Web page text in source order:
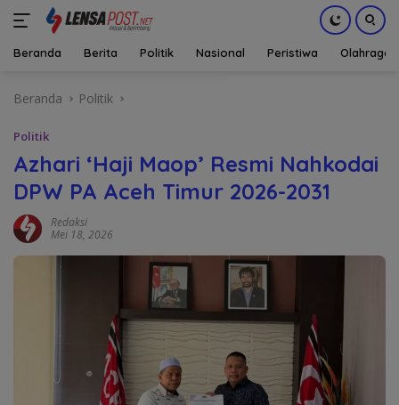
Beranda Berita Politik Nasional Peristiwa Olahraga
Beranda Politik
Politik
Azhari ‘Haji Maop’ Resmi Nahkodai
DPW PA Aceh Timur 2026-2031
Redaksi
Mei 18, 2026